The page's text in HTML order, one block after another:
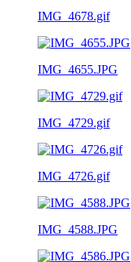
IMG_4678.gif
IMG_4655.JPG
IMG_4729.gif
IMG_4726.gif
IMG_4588.JPG